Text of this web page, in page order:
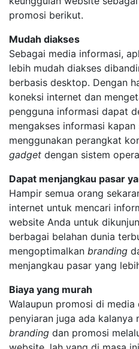
promosi berikut.
Sebagai media informasi,
lebih mudah diakses
berbasis desktop. Dengan
koneksi internet dan
pengguna informasi dapat
mengakses informasi
menggunakan perangkat
gadget dengan sistem
Dapat menjangkau pasar
Hampir semua orang
internet untuk mencari
website Anda untuk
berbagai belahan dunia
mengoptimalkan branding
menjangkau pasar yang
Biaya yang murah
Walaupun promosi di
penyiaran juga ada kalanya
branding dan promosi